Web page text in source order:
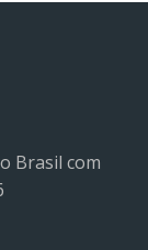
Brasil com